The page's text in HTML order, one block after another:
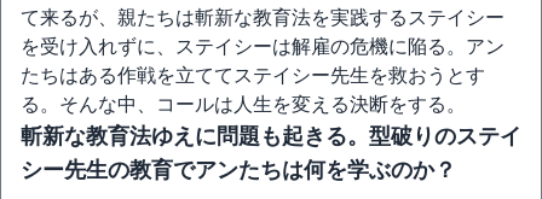
て来るが、親たちは斬新な教育法を実践するステイシー
を受け入れずに、ステイシーは解雇の危機に陥る。アン
たちはある作戦を立ててステイシー先生を救おうとす
る。そんな中、コールは人生を変える決断をする。
斬新な教育法ゆえに問題も起きる。型破りのステイ
シー先生の教育でアンたちは何を学ぶのか？